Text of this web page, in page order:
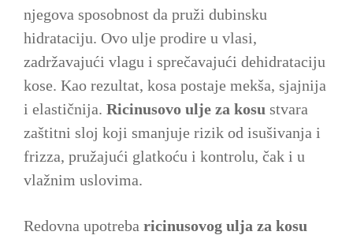
njegova sposobnost da pruži dubinsku
hidrataciju. Ovo ulje prodire u vlasi,
zadržavajući vlagu i sprečavajući dehidrataciju
kose. Kao rezultat, kosa postaje mekša, sjajnija
i elastičnija. Ricinusovo ulje za kosu stvara
zaštitni sloj koji smanjuje rizik od isušivanja i
frizza, pružajući glatkoću i kontrolu, čak i u
vlažnim uslovima.
Redovna upotreba ricinusovog ulja za kosu